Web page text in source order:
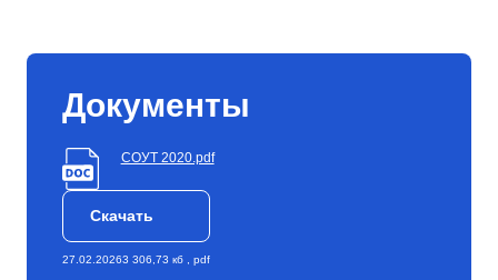
Документы
СОУТ 2020.pdf
Скачать
27.02.20263 306,73 кб , pdf